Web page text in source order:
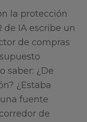
la protección
de IA escribe un
de compras
saber: ¿De
¿Estaba
fuente
de